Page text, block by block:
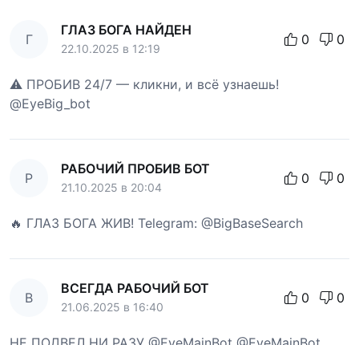
Г
ГЛАЗ БОГА НАЙДЕН
22.10.2025 в 12:19
0 0
⚠️ ПРОБИВ 24/7 — кликни, и всё узнаешь!
@EyeBig_bot
Р
РАБОЧИЙ ПРОБИВ БОТ
21.10.2025 в 20:04
0 0
🔥 ГЛАЗ БОГА ЖИВ! Telegram: @BigBaseSearch
В
ВСЕГДА РАБОЧИЙ БОТ
21.06.2025 в 16:40
0 0